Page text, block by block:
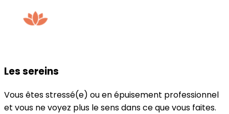
Les sereins
Vous êtes stressé(e) ou en épuisement professionnel
et vous ne voyez plus le sens dans ce que vous faites.